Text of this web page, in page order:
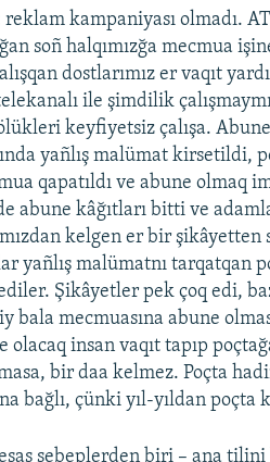
kampaniyası olmadı.
soñ halqımızğa mecmua
dostlarımız er vaqıt
ile şimdilik
keyfiyetsiz çalışa.
yañlış malümat kirsetildi,
qapatıldı ve abune olmaq
abune kâğıtları bitti ve
kelgen er bir şikâyetten
yañlış malümatnı tarqatqan
Şikâyetler pek çoq edi,
mecmuasına abune
insan vaqıt tapıp
bir daa kelmez. Poçta
bağlı, çünki yıl-yıldan poçta
sebeplerden biri – ana